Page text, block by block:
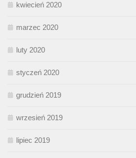
kwiecień 2020
marzec 2020
luty 2020
styczeń 2020
grudzień 2019
wrzesień 2019
lipiec 2019